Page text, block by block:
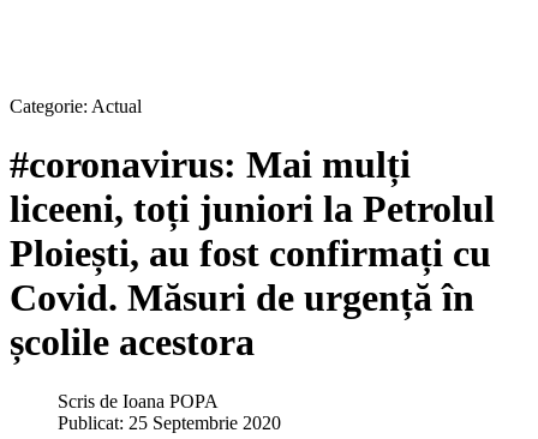
Categorie: Actual
#coronavirus: Mai mulți
liceeni, toți juniori la Petrolul
Ploiești, au fost confirmați cu
Covid. Măsuri de urgență în
școlile acestora
Scris de Ioana POPA
Publicat: 25 Septembrie 2020